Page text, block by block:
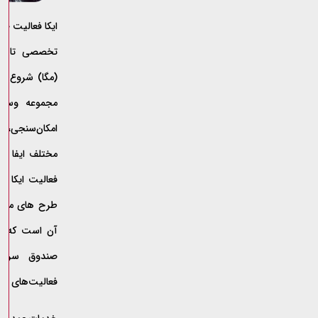
تخصصی
(مگا) شروع
مجموعه
مختلف ایفا
فعالیت
طرح های
آن است که
صندوق
فعالیت‌‌های